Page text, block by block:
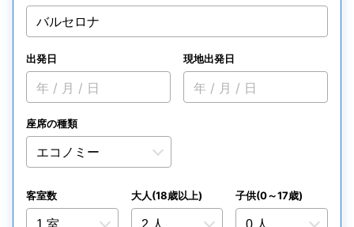
バルセロナ
出発日
年 / 月 / 日
現地出発日
年 / 月 / 日
座席の種類
客室数 大人(18歳以上) 子供(0～17歳)